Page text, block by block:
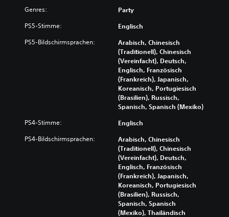
Genres: Party
PS5-Stimme: Englisch
PS5-Bildschirmsprachen:
Arabisch, Chinesisch
(Traditionell), Chinesisch
(Vereinfacht), Deutsch,
Englisch, Französisch
(Frankreich), Japanisch,
Koreanisch, Portugiesisch
(Brasilien), Russisch,
Spanisch, Spanisch (Mexiko)
PS4-Stimme: Englisch
PS4-Bildschirmsprachen:
Arabisch, Chinesisch
(Traditionell), Chinesisch
(Vereinfacht), Deutsch,
Englisch, Französisch
(Frankreich), Japanisch,
Koreanisch, Portugiesisch
(Brasilien), Russisch,
Spanisch, Spanisch
(Mexiko), Thailändisch